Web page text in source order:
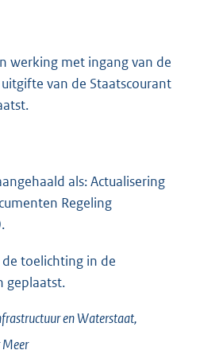
werking met ingang van de
van de Staatscourant
als: Actualisering
Regeling
toelichting in de
geplaatst.
en Waterstaat,